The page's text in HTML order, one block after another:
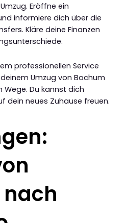
Eröffne ein
informiere dich über die
Kläre deine Finanzen
professionellen Service
Umzug von Bochum
Du kannst dich
dein neues Zuhause freuen.